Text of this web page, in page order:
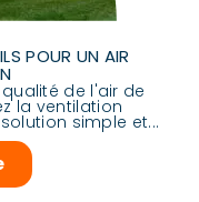
POUR UN AIR
de l'air de
la ventilation
simple et...